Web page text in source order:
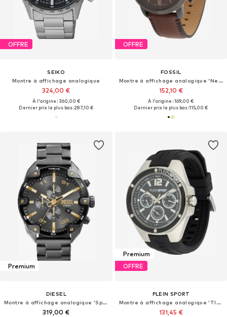
OFFRE
SEIKO
Montre à affichage analogique
324,00 €
À l'origine : 360,00 €
Dernier prix le plus bas :287,10 €
OFFRE
FOSSIL
Montre à affichage analogique 'Neutra'
152,10 €
À l'origine : 169,00 €
Dernier prix le plus bas :115,00 €
Premium
DIESEL
Montre à affichage analogique 'Spiked'
319,00 €
Premium
OFFRE
PLEIN SPORT
Montre à affichage analogique 'TIGERMASTER PRO'
131,45 €